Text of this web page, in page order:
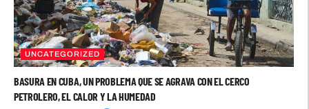
UNCATEGORIZED
BASURA EN CUBA, UN PROBLEMA QUE SE AGRAVA CON EL CERCO
PETROLERO, EL CALOR Y LA HUMEDAD